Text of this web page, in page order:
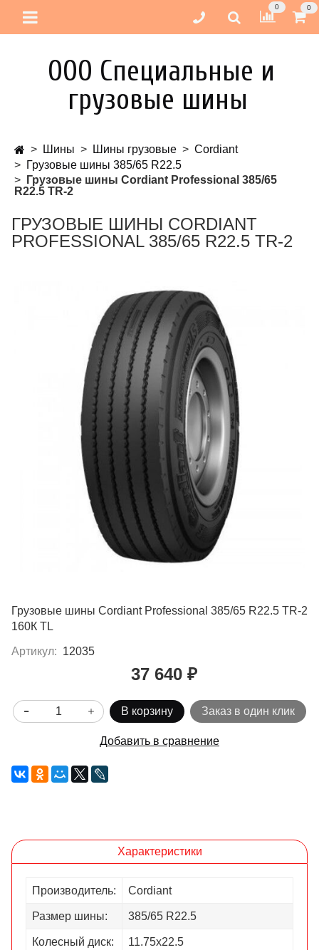
0 0
ООО Специальные и
грузовые шины
Шины Шины грузовые
Cordiant
Грузовые шины 385/65 R22.5
Грузовые шины Cordiant Professional 385/65
R22.5 TR-2
ГРУЗОВЫЕ ШИНЫ CORDIANT
PROFESSIONAL 385/65 R22.5 TR-2
Грузовые шины Cordiant Professional 385/65 R22.5 TR-2
160К TL
Артикул: 12035
37 640 ₽
В корзину Заказ в один клик
Добавить в сравнение
Характеристики
Производитель: Cordiant
Размер шины: 385/65 R22.5
Колесный диск: 11.75х22.5